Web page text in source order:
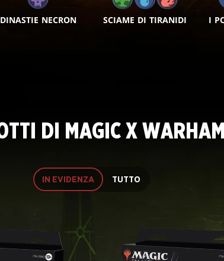
DINASTIE NECRON SCIAME DI TIRANIDI I
DI MAGIC X
IN EVIDENZA TUTTO